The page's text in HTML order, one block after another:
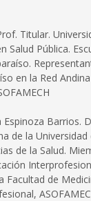
Titular.
Salud Pública.
en la Red
Barrios.
de la
de la Salud.
Facultad de